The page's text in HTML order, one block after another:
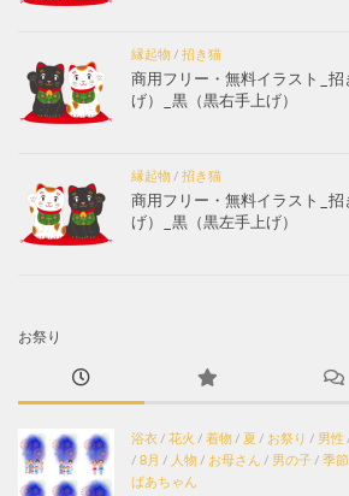
縁起物 / 招き猫
商用フリー・無料イラスト_
げ）_黒（黒右手上げ）
縁起物 / 招き猫
商用フリー・無料イラスト_
げ）_黒（黒左手上げ）
お祭り
浴衣 / 花火 / 着物 / 夏 / お祭り / 男性
/ 8月 / 人物 / お母さん / 男の子 / 季節
ばあちゃん